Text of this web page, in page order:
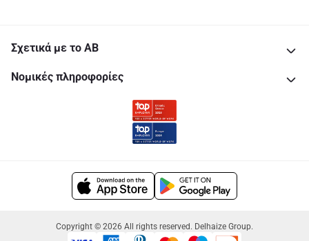
Σχετικά με το ΑΒ
Νομικές πληροφορίες
Copyright © 2026 All rights reserved. Delhaize Group.